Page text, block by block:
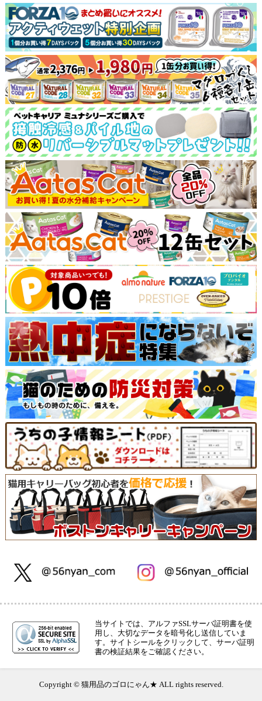
当サイトでは、アルファSSLサーバ証明書を使
用し、大切なデータを暗号化し送信していま
す。サイトシールをクリックして、サーバ証明
書の検証結果をご確認ください。
Copyright © 猫用品のゴロにゃん★ ALL rights reserved.